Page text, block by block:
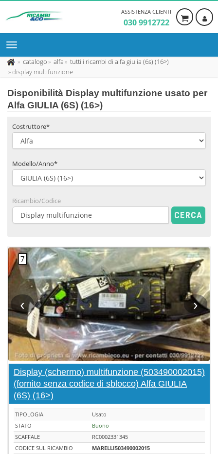
ASSISTENZA CLIENTI
030 9912722
catalogo alfa
tutti i ricambi di alfa giulia (6s) (16>)
display multifunzione
Disponibilità Display multifunzione usato per
Alfa GIULIA (6S) (16>)
Costruttore*
Modello/Anno*
Ricambio/Codice
CERCA
‹ ›
Display (schermo) multifunzione (503490002015)
(fornito senza codice di sblocco) Alfa GIULIA
(6S) (16>)
TIPOLOGIA
Usato
STATO
Buono
SCAFFALE
RC0002331345
CODICE SUL RICAMBIO
MARELLI503490002015